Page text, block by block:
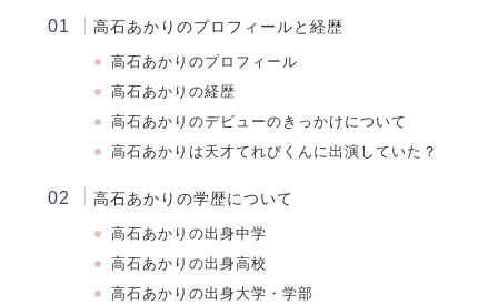
高石あかりのプロフィールと経歴
高石あかりのプロフィール
高石あかりの経歴
高石あかりのデビューのきっかけについて
高石あかりは天才てれびくんに出演していた？
高石あかりの学歴について
高石あかりの出身中学
高石あかりの出身高校
高石あかりの出身大学・学部